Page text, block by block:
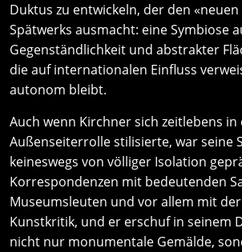
Duktus zu entwickeln, der den «neuen
Spätwerks ausmacht: eine Symbiose
Gegenständlichkeit und abstrakter
die auf internationalen Einfluss
autonom bleibt.
Auch wenn Kirchner sich zeitlebens in
Außenseiterrolle stilisierte, war seine
keineswegs von völliger Isolation
Korrespondenzen mit bedeutenden
Museumsleuten und vor allem mit
Kunstkritik, und er erschuf in seinem
nicht nur monumentale Gemälde,